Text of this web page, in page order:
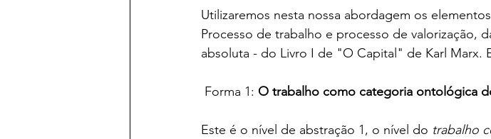
Utilizaremos nesta nossa abordagem os
Processo de trabalho e processo de valorização,
absoluta - do Livro I de "O Capital" de Karl Marx.
Forma 1: O trabalho como categoria ontológica
Este é o nível de abstração 1, o nível do trabalho